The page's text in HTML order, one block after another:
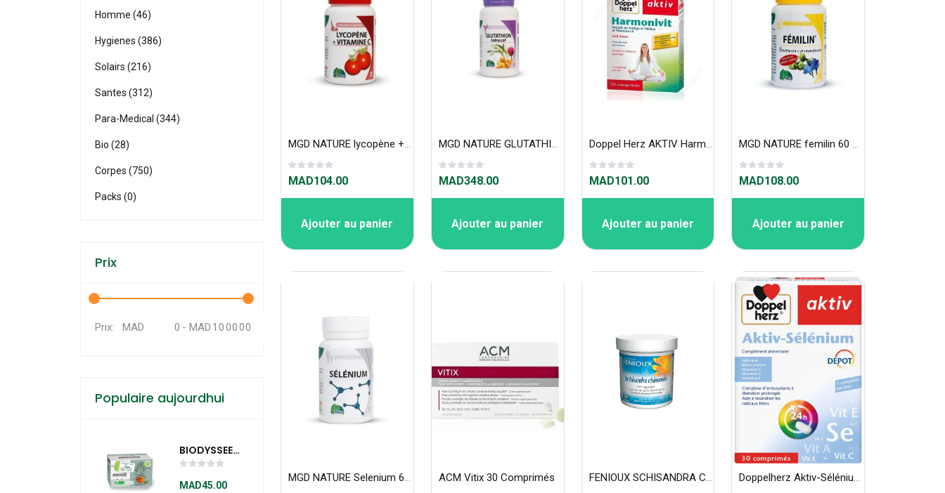
MGD NATURE lycopène + vitamine c 60 gélules
MAD104.00
Ajouter au panier
MGD NATURE GLUTATHION 180 GÉLULES
MAD348.00
Ajouter au panier
Doppel Herz AKTIV Harmonivit Anti-Stress 30 Comprimès
MAD101.00
Ajouter au panier
MGD NATURE femilin 60 gelules
MAD108.00
Ajouter au panier
MGD NATURE Selenium 60 GÉLULES ACM Vitix 30 Comprimés FENIOUX SCHISANDRA CHINENSIS - 200 GÉLULES Doppelherz Aktiv-Sélénium 30 cps
Homme (46)
Hygienes (386)
Solairs (216)
Santes (312)
Para-Medical (344)
Bio (28)
Corpes (750)
Packs (0)
Prix
Prix: MAD - MAD
Populaire aujourdhui
BIODYSSEE
TISANE THYM
20x1,5G
MAD45.00